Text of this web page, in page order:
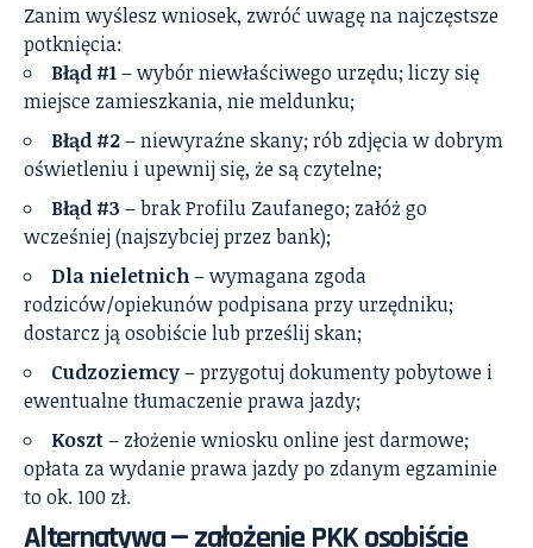
Zanim wyślesz wniosek, zwróć uwagę na najczęstsze
potknięcia:
Błąd #1– wybór niewłaściwego urzędu; liczy się
miejsce zamieszkania, nie meldunku;
Błąd #2– niewyraźne skany; rób zdjęcia w dobrym
oświetleniu i upewnij się, że są czytelne;
Błąd #3 – brak Profilu Zaufanego; załóż go
wcześniej (najszybciej przez bank);
Dla nieletnich– wymagana zgoda
rodziców/opiekunów podpisana przy urzędniku;
dostarcz ją osobiście lub prześlij skan;
Cudzoziemcy– przygotuj dokumenty pobytowe i
ewentualne tłumaczenie prawa jazdy;
Koszt– złożenie wniosku online jest darmowe;
opłata za wydanie prawa jazdy po zdanym egzaminie
to ok. 100 zł.
Alternatywa — założenie PKK osobiście